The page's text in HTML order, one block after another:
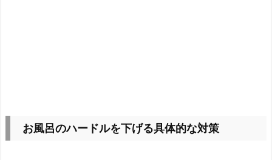
お風呂のハードルを下げる具体的な対策